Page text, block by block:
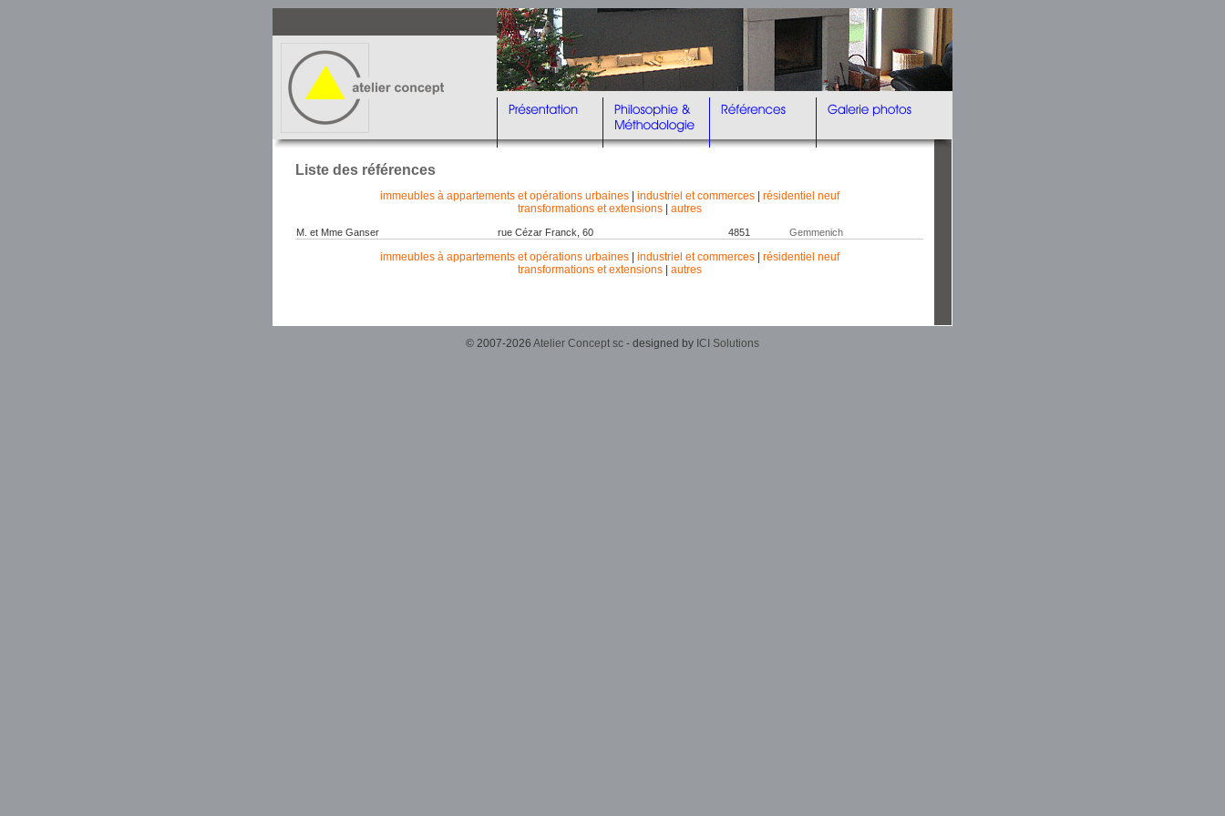
Liste des références
immeubles à appartements et opérations urbaines| industriel et commerces| résidentiel neuf
transformations et extensions| autres
M. et Mme Ganser rue Cézar Franck, 60 4851 Gemmenich
immeubles à appartements et opérations urbaines| industriel et commerces| résidentiel neuf
transformations et extensions| autres
© 2007-2026 Atelier Concept sc - designed by ICI Solutions